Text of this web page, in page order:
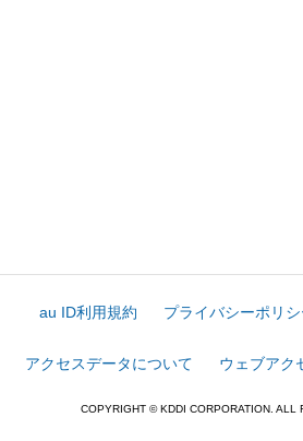
au ID利用規約 プライバシーポリシ
アクセスデータについて ウェブアク
COPYRIGHT © KDDI CORPORATION. ALL